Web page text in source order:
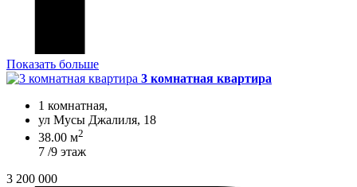
Показать больше
3 комнатная квартира
1 комнатная,
ул Мусы Джалиля, 18
38.00 м2
7 /9 этаж
3 200 000